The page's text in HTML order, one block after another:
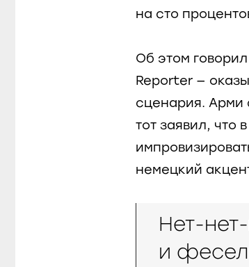
на сто
Об этом
Reporter —
сценария. Арми
тот заявил, что
немецкий
Нет-
и